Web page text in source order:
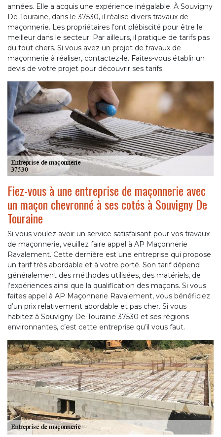
années. Elle a acquis une expérience inégalable. À Souvigny
De Touraine, dans le 37530, il réalise divers travaux de
maçonnerie. Les propriétaires l’ont plébiscité pour être le
meilleur dans le secteur. Par ailleurs, il pratique de tarifs pas
du tout chers. Si vous avez un projet de travaux de
maçonnerie à réaliser, contactez-le. Faites-vous établir un
devis de votre projet pour découvrir ses tarifs.
Fiez-vous à une entreprise de maçonnerie avec
un maçon chevronné à ses cotés à Souvigny De
Touraine
Si vous voulez avoir un service satisfaisant pour vos travaux
de maçonnerie, veuillez faire appel à AP Maçonnerie
Ravalement. Cette dernière est une entreprise qui propose
un tarif très abordable et à votre porté. Son tarif dépend
généralement des méthodes utilisées, des matériels, de
l’expériences ainsi que la qualification des maçons. Si vous
faites appel à AP Maçonnerie Ravalement, vous bénéficiez
d’un prix relativement abordable et pas cher. Si vous
habitez à Souvigny De Touraine 37530 et ses régions
environnantes, c’est cette entreprise qu’il vous faut.